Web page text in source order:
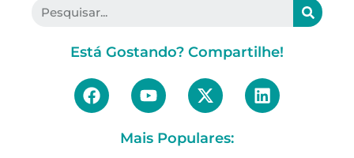
Está Gostando? Compartilhe!
Mais Populares: